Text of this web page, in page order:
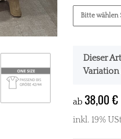
Bitte wählen
x
Dieser
Variation
ab 38,00 €
inkl. 19%